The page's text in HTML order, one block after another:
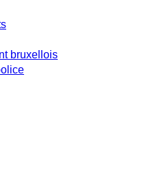
bruxellois